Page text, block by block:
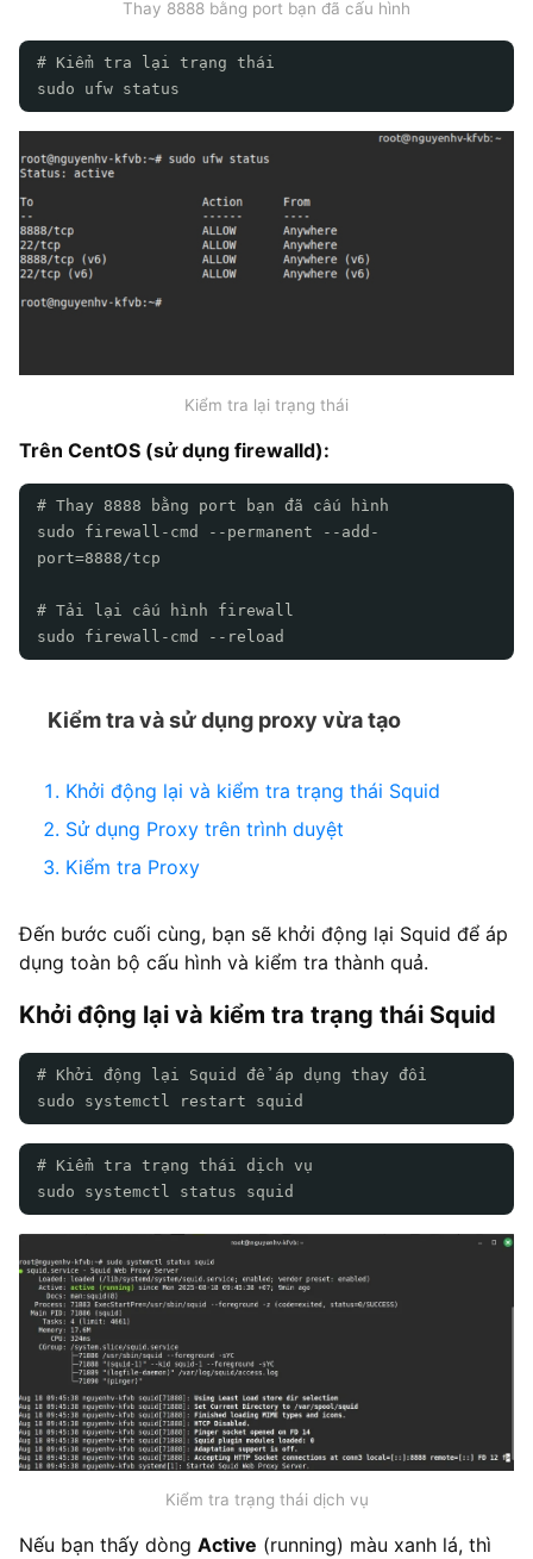
Thay 8888 bằng port bạn đã cấu hình
# Kiểm tra lại trạng thái
sudo ufw status
Kiểm tra lại trạng thái
Trên CentOS (sử dụng firewalld):
# Thay 8888 bằng port bạn đã cấu hình
sudo firewall-cmd --permanent --add-
port=8888/tcp
# Tải lại cấu hình firewall
sudo firewall-cmd --reload
Kiểm tra và sử dụng proxy vừa tạo
Khởi động lại và kiểm tra trạng thái Squid
Sử dụng Proxy trên trình duyệt
Kiểm tra Proxy
Đến bước cuối cùng, bạn sẽ khởi động lại Squid để áp
dụng toàn bộ cấu hình và kiểm tra thành quả.
Khởi động lại và kiểm tra trạng thái Squid
# Khởi động lại Squid để áp dụng thay đổi
sudo systemctl restart squid
# Kiểm tra trạng thái dịch vụ
sudo systemctl status squid
Kiểm tra trạng thái dịch vụ
Nếu bạn thấy dòng Active (running) màu xanh lá, thì